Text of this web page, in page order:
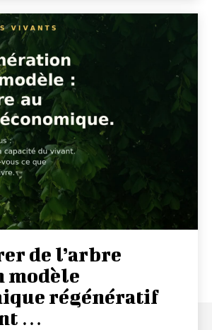
de l’arbre
modèle
régénératif
…